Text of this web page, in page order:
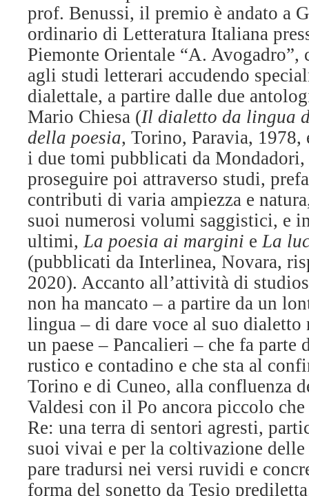
prof. Benussi, il premio è andato a
ordinario di Letteratura Italiana
Piemonte Orientale “A. Avogadro”,
agli studi letterari accudendo
dialettale, a partire dalle due
Mario Chiesa (Il dialetto da lingua
della poesia, Torino, Paravia, 1978,
i due tomi pubblicati da
proseguire poi attraverso studi,
contributi di varia ampiezza e
suoi numerosi volumi saggistici, e
ultimi, La poesia ai margini e La
(pubblicati da Interlinea, Novara,
2020). Accanto all’attività di
non ha mancato – a partire da un
lingua – di dare voce al suo
un paese – Pancalieri – che fa parte
rustico e contadino e che sta al
Torino e di Cuneo, alla confluenza
Valdesi con il Po ancora piccolo
Re: una terra di sentori agresti,
suoi vivai e per la coltivazione delle
pare tradursi nei versi ruvidi e
forma del sonetto da Tesio